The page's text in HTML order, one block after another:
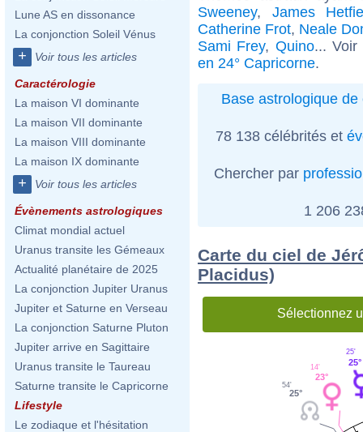
Lune AS en dissonance
La conjonction Soleil Vénus
+ Voir tous les articles
Caractérologie
La maison VI dominante
La maison VII dominante
La maison VIII dominante
La maison IX dominante
+ Voir tous les articles
Évènements astrologiques
Climat mondial actuel
Uranus transite les Gémeaux
Actualité planétaire de 2025
La conjonction Jupiter Uranus
Jupiter et Saturne en Verseau
La conjonction Saturne Pluton
Jupiter arrive en Sagittaire
Uranus transite le Taureau
Saturne transite le Capricorne
Lifestyle
Le zodiaque et l'hésitation
Sweeney, James
Catherine Frot, Neale
Sami Frey, Quino...
en 24° Capricorne.
Base astrologique de
78 138 célébrités et
Chercher par
1 206
Carte du ciel de
Placidus)
Sélectionnez
25°
25'
23°
14'
25°
54'